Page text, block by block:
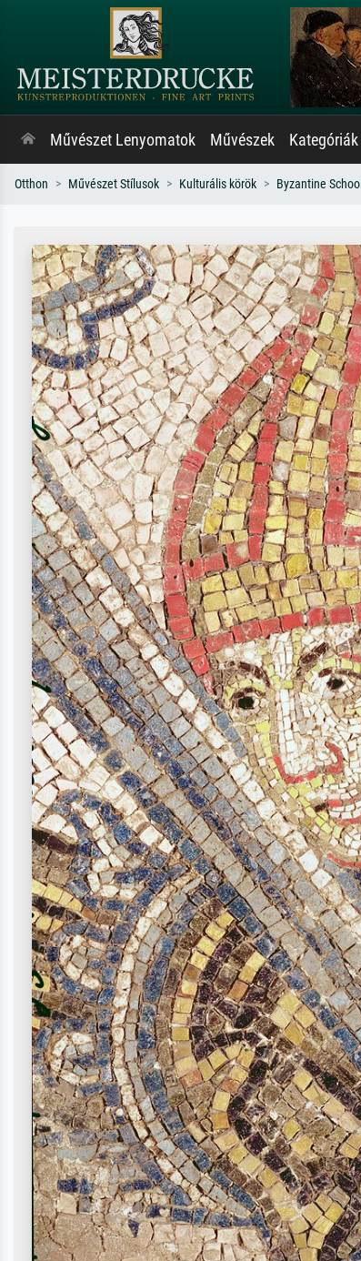
Művészet Lenyomatok Művészek Kategóriák
Otthon Művészet Stílusok Kulturális körök Byzantine School